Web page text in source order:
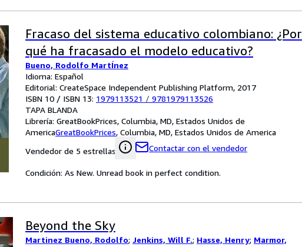
Fracaso del sistema educativo colombiano: ¿Por
qué ha fracasado el modelo educativo?
Bueno, Rodolfo MartÍnez
Idioma: Español
Editorial: CreateSpace Independent Publishing Platform, 2017
ISBN 10 / ISBN 13: 1979113521 / 9781979113526
TAPA BLANDA
Librería: GreatBookPrices, Columbia, MD, Estados Unidos de
AmericaGreatBookPrices, Columbia, MD, Estados Unidos de America
Vendedor de 5 estrellas
Contactar con el vendedor
Condición: As New. Unread book in perfect condition.
Beyond the Sky
Martinez Bueno, Rodolfo; Jenkins, Will F.; Hasse, Henry; Marmor,